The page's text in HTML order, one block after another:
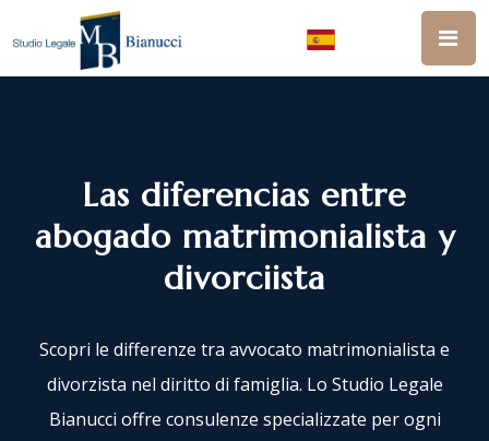
Las diferencias entre
abogado matrimonialista y
divorciista
Scopri le differenze tra avvocato matrimonialista e
divorzista nel diritto di famiglia. Lo Studio Legale
Bianucci offre consulenze specializzate per ogni